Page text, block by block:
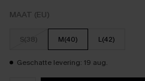
MAAT (EU)
S(38) M(40) L(42)
Geschatte levering: 19 aug.